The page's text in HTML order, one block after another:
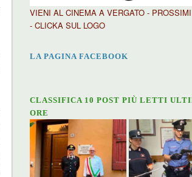
VIENI AL CINEMA A VERGATO -
- CLICKA SUL LOGO
LA PAGINA FACEBOOK
CLASSIFICA 10 POST PIÙ LETTI
ORE